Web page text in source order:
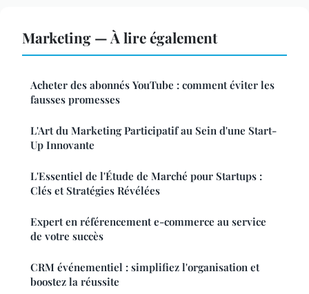
Marketing — À lire également
Acheter des abonnés YouTube : comment éviter les
fausses promesses
L'Art du Marketing Participatif au Sein d'une Start-
Up Innovante
L'Essentiel de l'Étude de Marché pour Startups :
Clés et Stratégies Révélées
Expert en référencement e-commerce au service
de votre succès
CRM événementiel : simplifiez l'organisation et
boostez la réussite